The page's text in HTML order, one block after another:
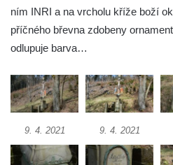
Kříž na návsi v Bukolu
Centrální kříž hřbitova v
Kříž u silnice z Chouče do
Kříž na rozcestí v Záluží
Kříž v ulici V Zátiší v Dobříni
Boží muka u domu čp. 392 na
Hradčanech a Palackého v
ním INRI a na vrcholu kříže boží
příčného břevna zdobeny
odlupuje barva…
9. 4. 2021 9. 4. 2021